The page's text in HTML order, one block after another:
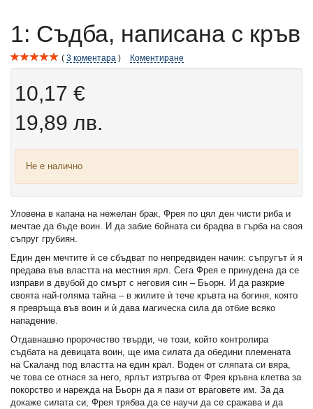
1: Съдба, написана с кръв
3 коментара Коментиране
10,17 €
19,89 лв.
Не е налично
Уловена в капана на нежелан брак, Фрея по цял ден чисти риба и
мечтае да бъде воин. И да забие бойната си брадва в гърба на своя
съпруг грубиян.
Един ден мечтите ѝ се сбъдват по непредвиден начин: съпругът ѝ я
предава във властта на местния ярл. Сега Фрея е принудена да се
изправи в двубой до смърт с неговия син – Бьорн. И да разкрие
своята най-голяма тайна – в жилите ѝ тече кръвта на богиня, която
я превръща във воин и ѝ дава магическа сила да отбие всяко
нападение.
Отдавнашно пророчество твърди, че този, който контролира
съдбата на девицата воин, ще има силата да обедини племената
на Скаланд под властта на един крал. Воден от сляпата си вяра,
че това се отнася за него, ярлът изтръгва от Фрея кръвна клетва за
покорство и нарежда на Бьорн да я пази от враговете им. За да
докаже силата си, Фрея трябва да се научи да се сражава и да